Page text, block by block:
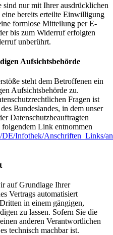
sind nur mit Ihrer ausdrücklichen
bereits erteilte Einwilligung
formlose Mitteilung per E-
bis zum Widerruf erfolgten
unberührt.
Aufsichtsbehörde
steht dem Betroffenen ein
Aufsichtsbehörde zu.
Fragen ist
Bundeslandes, in dem unser
Datenschutzbeauftragten
Link entnommen
Infothek/Anschriften_Links/
auf Grundlage Ihrer
Vertrags automatisiert
in einem gängigen,
zu lassen. Sofern Sie die
anderen Verantwortlichen
technisch machbar ist.